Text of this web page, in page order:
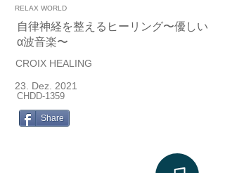
RELAX WORLD
自律神経を整えるヒーリング〜優しい
α波音楽〜
CROIX HEALING
23. Dez. 2021
CHDD-1359
Share